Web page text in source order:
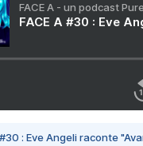
FACE A - un podcast
FACE A #30 : Eve
#30 : Eve Angeli raconte